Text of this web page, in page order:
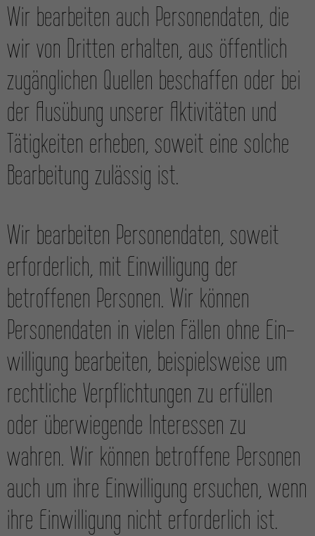
Wir bearbeiten auch Personen­daten, die
wir von Dritten erhalten, aus öffentlich
zugäng­lichen Quellen beschaffen oder bei
der Ausübung unserer Aktivitäten und
Tätig­keiten erheben, soweit eine solche
Bearbeitung zulässig ist.
Wir bearbeiten Personen­daten, soweit
erforderlich, mit Ein­willigung der
betroffenen Personen. Wir können
Personen­daten in vielen Fällen ohne Ein­
willigung bearbeiten, beispiels­weise um
rechtliche Ver­pflichtungen zu erfüllen
oder über­wiegende Interessen zu
wahren. Wir können betroffene Personen
auch um ihre Ein­willigung ersuchen, wenn
ihre Ein­willigung nicht erforder­lich ist.